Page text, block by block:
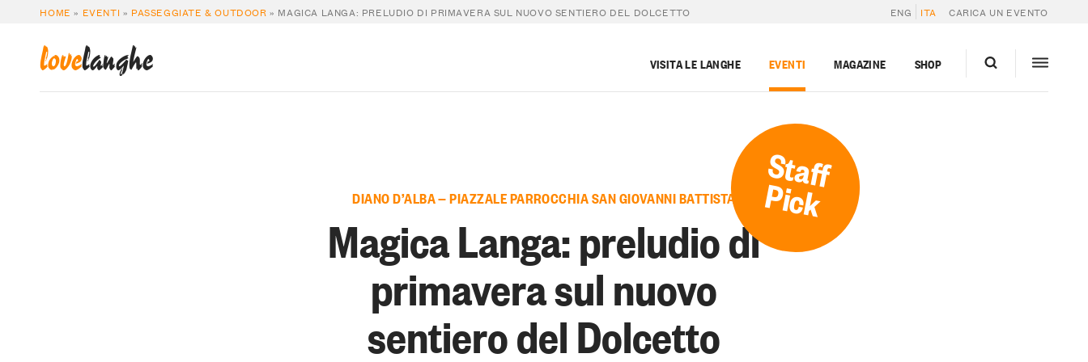
HOME » EVENTI » PASSEGGIATE & OUTDOOR » MAGICA LANGA: PRELUDIO DI PRIMAVERA SUL NUOVO SENTIERO DEL DOLCETTO ENG ITA CARICA UN EVENTO
lovelanghe VISITA LE LANGHE EVENTI MAGAZINE SHOP
Staff
Pick
DIANO D’ALBA — PIAZZALE PARROCCHIA SAN GIOVANNI BATTISTA
Magica Langa: preludio di
primavera sul nuovo
sentiero del Dolcetto